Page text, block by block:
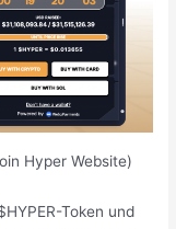
Hyper Website)
Token und